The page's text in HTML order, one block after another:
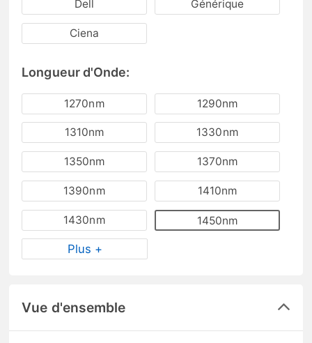
Dell Générique
Ciena
Longueur d'Onde:
1270nm 1290nm
1310nm 1330nm
1350nm 1370nm
1390nm 1410nm
1430nm 1450nm
Plus +
Vue d'ensemble